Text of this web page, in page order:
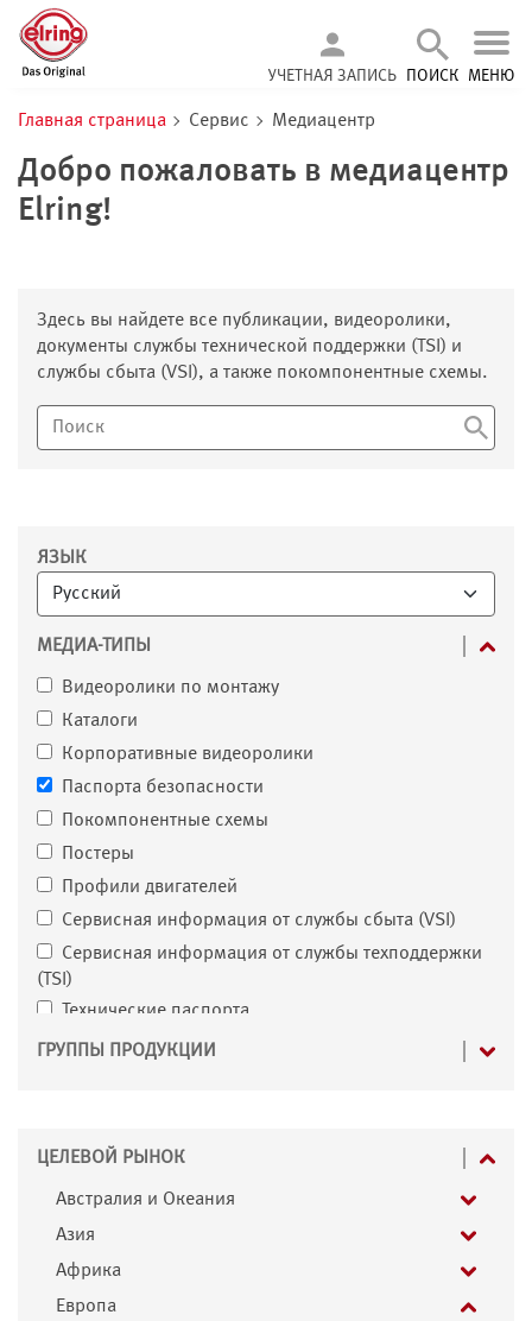
УЧЕТНАЯ ЗАПИСЬ ПОИСК МЕНЮ
Главная страница Сервис Медиацентр
Добро пожаловать в медиацентр
Elring!
Здесь вы найдете все публикации, видеоролики,
документы службы технической поддержки (TSI) и
службы сбыта (VSI), а также покомпонентные схемы.
Фильтр
ЯЗЫК
МЕДИА-ТИПЫ
Видеоролики по монтажу
Каталоги
Корпоративные видеоролики
Паспорта безопасности
Покомпонентные схемы
Постеры
Профили двигателей
Сервисная информация от службы сбыта (VSI)
Сервисная информация от службы техподдержки
(TSI)
Технические паспорта
Флаеры и брошюры
ГРУППЫ ПРОДУКЦИИ
ЦЕЛЕВОЙ РЫНОК
Австралия и Океания
Азия
Африка
Европа